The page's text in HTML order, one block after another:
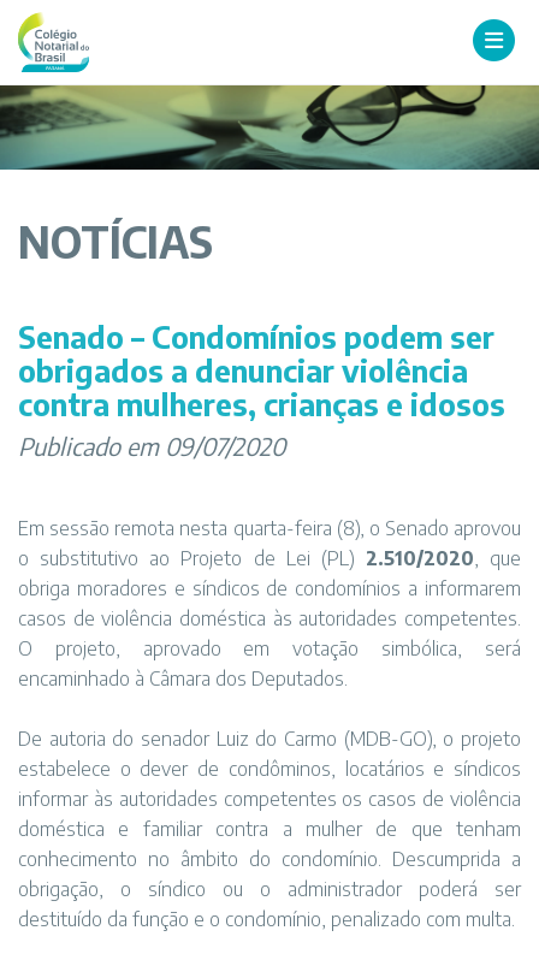
NOTÍCIAS
Senado – Condomínios podem ser
obrigados a denunciar violência
contra mulheres, crianças e idosos
Publicado em 09/07/2020
Em sessão remota nesta quarta-feira (8), o Senado aprovou
o substitutivo ao Projeto de Lei (PL) 2.510/2020, que
obriga moradores e síndicos de condomínios a informarem
casos de violência doméstica às autoridades competentes.
O projeto, aprovado em votação simbólica, será
encaminhado à Câmara dos Deputados.
De autoria do senador Luiz do Carmo (MDB-GO), o projeto
estabelece o dever de condôminos, locatários e síndicos
informar às autoridades competentes os casos de violência
doméstica e familiar contra a mulher de que tenham
conhecimento no âmbito do condomínio. Descumprida a
obrigação, o síndico ou o administrador poderá ser
destituído da função e o condomínio, penalizado com multa.